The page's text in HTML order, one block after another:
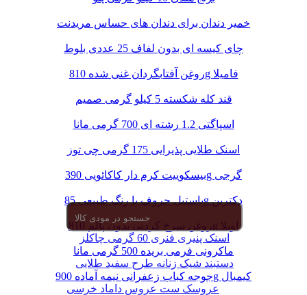
اسنک پنیری فنری 60 گرمی چاکلز
دستبند شیک زنانه طرح سفید طلایی
عروسک ست عروس داماد خرسی
خمیر دندان برای دندان های حساس مریدنت
چای کیسه ای بدون لفاف 25 عددی بلوط
روغن آفتابگردان غنی شده 810g فامیلا
قند کله شکسته 5 کیلو گرمی صمیم
اسپاگتی 1.2 رشته ای 700 گرمی مانا
اسنک طلایی پذیرایی 175 گرمی چی توز
بیسکوییت کرم دار کاکائویی 390g گرجی
پاستیل حروف با رنگ طبیعی 85g دکتربن
روغن سرخ کردنی بدون پالم 810g اویلا
ماکرونی فرمی بریده 500 گرمی مانا
جوجه کباب زعفرانی نیمه آماده 900g کیمبال